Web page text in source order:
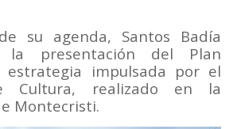
su agenda, Santos Badía
la presentación del Plan
estrategia impulsada por el
Cultura, realizado en la
Montecristi.